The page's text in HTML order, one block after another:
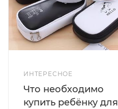
ИНТЕРЕСНОЕ
Что необходимо
купить ребёнку для